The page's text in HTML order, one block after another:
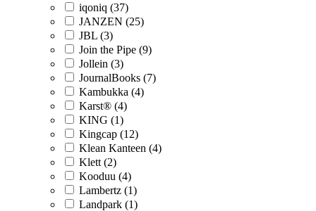
iqoniq (37)
JANZEN (25)
JBL (3)
Join the Pipe (9)
Jollein (3)
JournalBooks (7)
Kambukka (4)
Karst® (4)
KING (1)
Kingcap (12)
Klean Kanteen (4)
Klett (2)
Kooduu (4)
Lambertz (1)
Landpark (1)